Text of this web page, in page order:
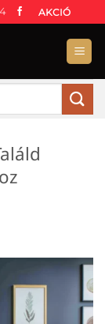
AKCIÓ